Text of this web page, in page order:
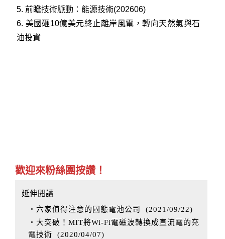
5. 前瞻技術脈動：能源技術(202606)
6. 美國砸10億美元終止離岸風電，轉向天然氣與石
油投資
歡迎來粉絲團按讚！
延伸閱讀
‧六家值得注意的固態電池公司 (2021/09/22)
‧大突破！MIT將Wi-Fi電磁波轉換成直流電的充
電技術 (2020/04/07)